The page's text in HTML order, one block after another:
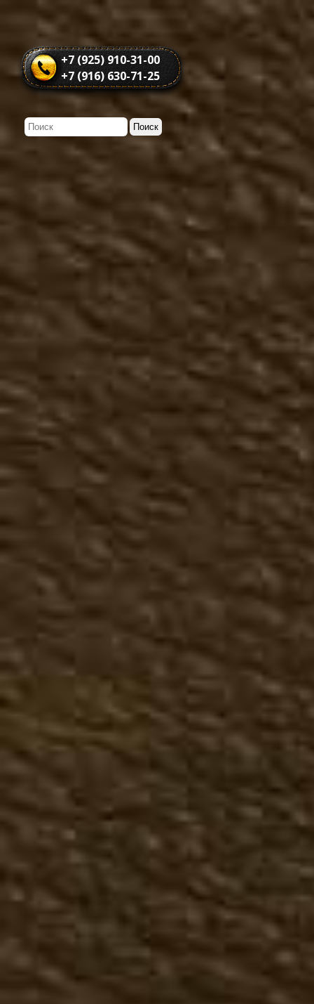
+7 (925) 910-31-00
+7 (916) 630-71-25
Мужская обувь
Демисезонная мужская
Казаки туфли
Казаки полусапоги
Казаки сапоги
Чопперы туфли
Чопперы полусапоги
Чопперы сапоги
Кроссовки, кеды
Трексайдеры
Туфли
Ботинки
Сапоги, челси
Большие размеры осень
Летняя мужская обувь
Туфли летние
Топсайдеры
Мокасины
Сандали, тапочки
Большие размеры лето
Зимняя мужская обувь
Казаки зимние
Чопперы зимние
Ботинки зимние
Сапоги зимние
Большие размеры зима
Женская обувь
Демисезонная женская
Казаки туфли
Казаки полусапожки
Казаки сапоги
Чопперы, мотообувь
Ботинки осенние
Полусапожки осенние
Сапоги осенние
Большие размеры осень
Женская летняя обувь